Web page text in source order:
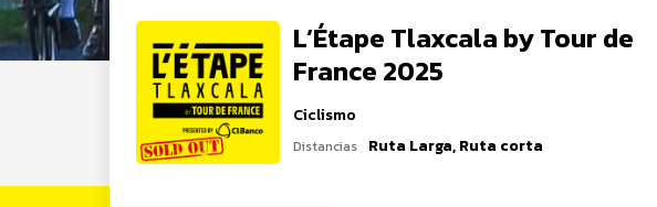
L’Étape Tlaxcala by Tour de
France 2025
Ciclismo
Distancias Ruta Larga, Ruta corta